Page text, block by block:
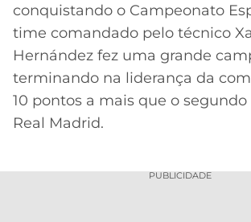
conquistando o Campeonato
time comandado pelo técnico
Hernández fez uma grande
terminando na liderança da
10 pontos a mais que o
Real Madrid.
PUBLICIDADE